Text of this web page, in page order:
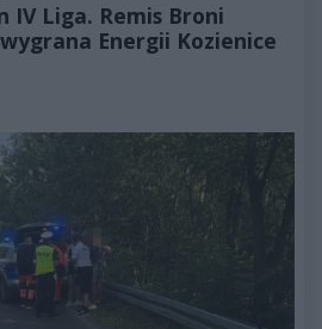
IV Liga. Remis Broni
Energii Kozienice